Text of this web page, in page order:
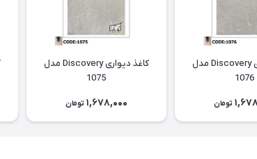
کاغذ دیواری Discovery مدل
1076
تومان
کاغذ دیواری Discovery مدل
1075
1,678,000 تومان